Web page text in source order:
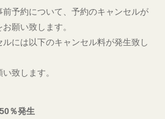
予約について、予約のキャンセルが
願い致します。
には以下のキャンセル料が発生致し
致します。
％発生